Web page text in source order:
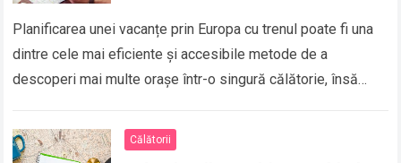
Planificarea unei vacanțe prin Europa cu trenul poate fi una
dintre cele mai eficiente și accesibile metode de a
descoperi mai multe orașe într-o singură călătorie, însă
Călătorii